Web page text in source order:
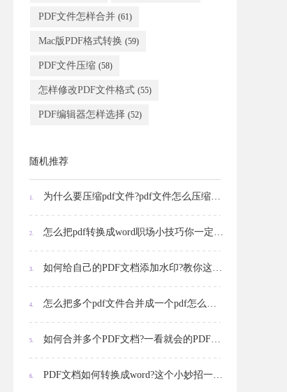
PDF文件怎样合并 (61)
Mac版PDF格式转换 (59)
PDF文件压缩 (58)
怎样修改PDF文件格式 (55)
PDF编辑器怎样选择 (52)
随机推荐
1. 为什么要压缩pdf文件?pdf文件怎么压缩大小?
2. 怎么把pdf转换成word职场小技巧你一定要学会
3. 如何给自己的PDF文档添加水印?教你这样做!
4. 怎么把多个pdf文件合并成一个pdf怎么转换成ppt格式
5. 如何合并多个PDF文档?一看就会的PDF合并技巧!
6. PDF文档如何转换成word?这个小妙招一定要学会!